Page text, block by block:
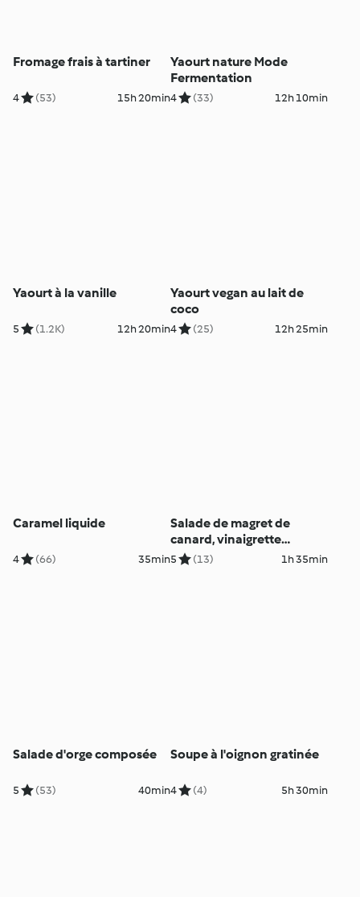
Fromage frais à tartiner
4 (53) 15h 20min
Yaourt nature Mode
Fermentation
4 (33) 12h 10min
Yaourt à la vanille
5 (1.2K) 12h 20min
Yaourt vegan au lait de
coco
4 (25) 12h 25min
Caramel liquide
4 (66) 35min
Salade de magret de
canard, vinaigrette
balsamique aux myrtilles
5 (13) 1h 35min
Salade d'orge composée
5 (53) 40min
Soupe à l'oignon gratinée
4 (4) 5h 30min